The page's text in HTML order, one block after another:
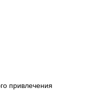
привлечения